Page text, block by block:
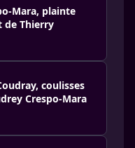
Mara, plainte
de Thierry
coulisses
Crespo-Mara